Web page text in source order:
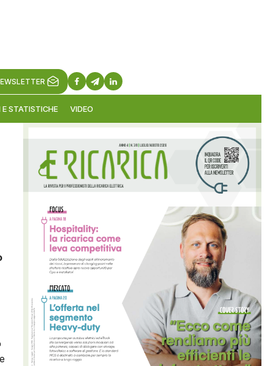
E STATISTICHE VIDEO